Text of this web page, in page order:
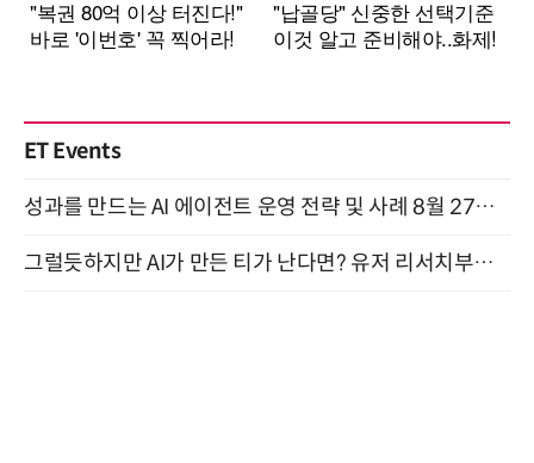
ET Events
성과를 만드는 AI 에이전트 운영 전략 및 사례 8월 27일 개최
그럴듯하지만 AI가 만든 티가 난다면? 유저 리서치부터 배포까지! (9/15)